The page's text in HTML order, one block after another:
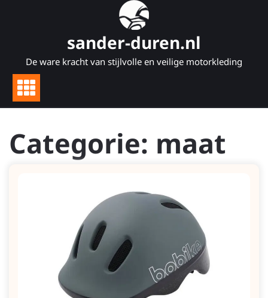
sander-duren.nl
De ware kracht van stijlvolle en veilige motorkleding
Categorie: maat